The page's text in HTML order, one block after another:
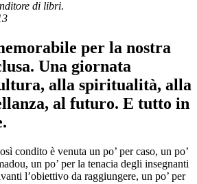
di libri.
per la nostra
Una giornata
alla spiritualità, alla
al futuro. E tutto in
condito è venuta un po’ per caso, un po’
un po’ per la tenacia degli insegnanti
l’obiettivo da raggiungere, un po’ per